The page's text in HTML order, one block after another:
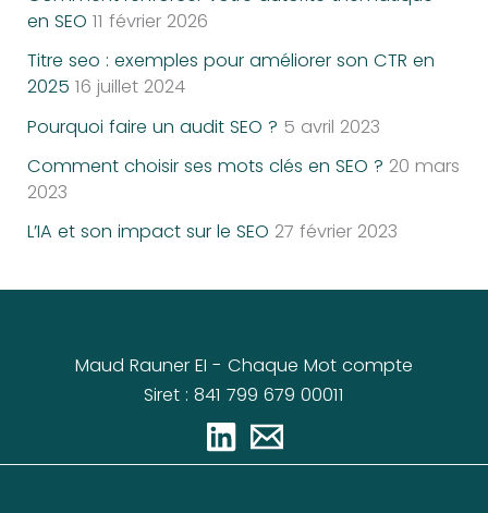
en SEO 11 février 2026
Titre seo : exemples pour améliorer son CTR en
2025 16 juillet 2024
Pourquoi faire un audit SEO ? 5 avril 2023
Comment choisir ses mots clés en SEO ? 20 mars
2023
L’IA et son impact sur le SEO 27 février 2023
Maud Rauner EI - Chaque Mot compte
Siret : 841 799 679 00011